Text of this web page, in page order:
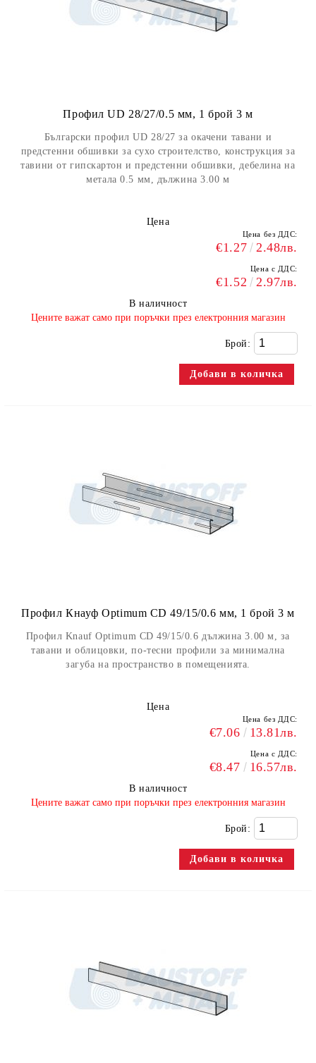
Профил UD 28/27/0.5 мм, 1 брой 3 м
Български профил UD 28/27 за окачени тавани и
предстенни обшивки за сухо строителство, конструкция за
тавини от гипскартон и предстенни обшивки, дебелина на
метала 0.5 мм, дължина 3.00 м
Цена
Цена без ДДС:
€1.27 2.48лв.
Цена с ДДС:
€1.52 2.97лв.
В наличност
​Цените важат само при поръчки през електронния магазин
Брой:
Профил Кнауф Optimum CD 49/15/0.6 мм, 1 брой 3 м
Профил Knauf Optimum CD 49/15/0.6 дължина 3.00 м, за
тавани и облицовки, по-тесни профили за минимална
загуба на пространство в помещенията.
Цена
Цена без ДДС:
€7.06 13.81лв.
Цена с ДДС:
€8.47 16.57лв.
В наличност
​Цените важат само при поръчки през електронния магазин
Брой: